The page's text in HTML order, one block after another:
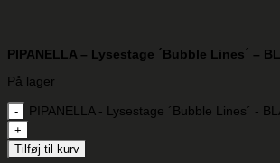
PIPANELLA – Lysestage ´Bubble Lines´ –
På lager
PIPANELLA - Lysestage ´Bubble Lines´ -
Tilføj til kurv